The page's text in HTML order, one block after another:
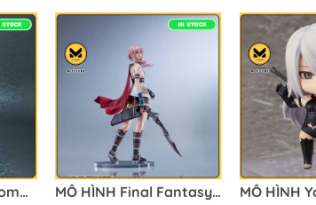
MÔ HÌNH NieR: Automata - Pod 042 - YoRHa No. 2 Type B - DX Edition (Flare, Square Enix) FIGURE CHÍNH HÃNG
MÔ HÌNH Final Fantasy XIII Lightning 1/6.5 Complete Figure (Square Enix) FIGURE CHÍNH HÃNG